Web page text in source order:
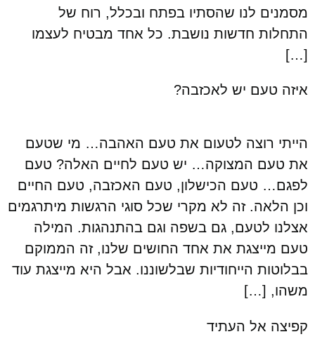
מסמנים לנו שהסתיו בפתח ובכלל, רוח של
התחלות חדשות נושבת. כל אחד מבטיח לעצמו
[…]
איזה טעם יש לאכזבה?
הייתי רוצה לטעום את טעם האהבה… מי שטעם
את טעם המצוקה… יש טעם לחיים האלה? טעם
לפגם… טעם הכישלון, טעם האכזבה, טעם החיים
וכן הלאה. זה לא מקרי שכל סוגי הרגשות מיתרגמים
אצלנו לטעם, גם בשפה וגם בהתנהגות. המילה
טעם מייצגת את אחד החושים שלנו, זה הממוקם
בבלוטות הייחודיות שבלשוננו. אבל היא מייצגת עוד
משהו, […]
קפיצה אל העתיד